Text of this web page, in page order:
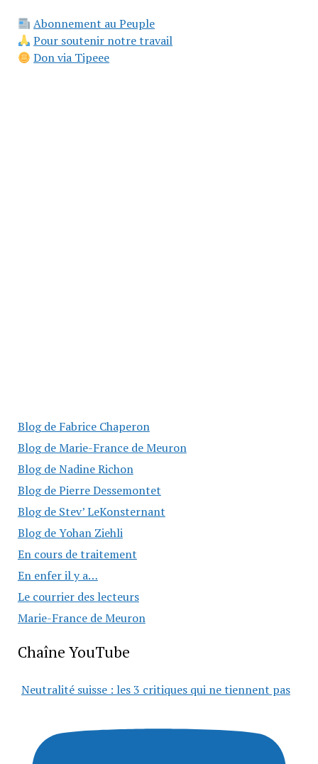
Abonnement au Peuple
Pour soutenir notre travail
Don via Tipeee
Blog de Fabrice Chaperon
Blog de Marie-France de Meuron
Blog de Nadine Richon
Blog de Pierre Dessemontet
Blog de Stev’ LeKonsternant
Blog de Yohan Ziehli
En cours de traitement
En enfer il y a…
Le courrier des lecteurs
Marie-France de Meuron
Chaîne YouTube
Neutralité suisse : les 3 critiques qui ne tiennent pas